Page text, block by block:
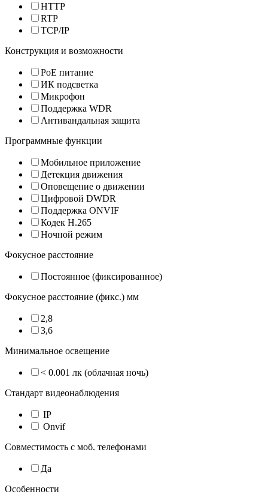
HTTP
RTP
TCP/IP
Конструкция и возможности
PoE питание
ИК подсветка
Микрофон
Поддержка WDR
Антивандальная защита
Программные функции
Мобильное приложение
Детекция движения
Оповещение о движении
Цифровой DWDR
Поддержка ONVIF
Кодек H.265
Ночной режим
Фокусное расстояние
Постоянное (фиксированное)
Фокусное расстояние (фикс.) мм
2,8
3,6
Минимальное освещение
< 0.001 лк (облачная ночь)
Стандарт видеонаблюдения
IP
Onvif
Совместимость с моб. телефонами
Да
Особенности